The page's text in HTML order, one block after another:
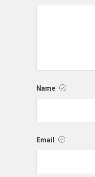
Name
Email